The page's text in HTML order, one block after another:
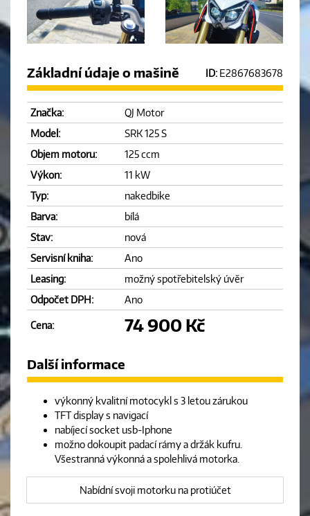
ID: E2867683678
Základní údaje o mašině
Značka:
QJ Motor
Model:
SRK 125 S
Objem motoru:
125 ccm
Výkon:
11 kW
Typ:
nakedbike
Barva:
bílá
Stav:
nová
Servisní kniha:
Ano
Leasing:
možný spotřebitelský úvěr
Odpočet DPH:
Ano
Cena: 74 900 Kč
Další informace
výkonný kvalitní motocykl s 3 letou zárukou
TFT display s navigací
nabíjecí socket usb-Iphone
možno dokoupit padací rámy a držák kufru.
Všestranná výkonná a spolehlivá motorka.
Nabídní svoji motorku na protiúčet